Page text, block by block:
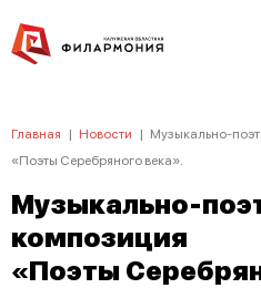
Главная | Новости | Музыкально-
«Поэты Серебряного века».
Музыкально-
композиция
«Поэты